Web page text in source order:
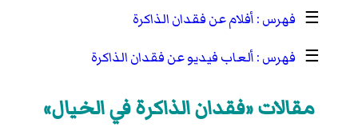
☰
أفلام عن فقدان الذاكرة
☰
ألعاب فيديو عن فقدان الذاكرة
مقالات «فقدان الذاكرة في الخيال»